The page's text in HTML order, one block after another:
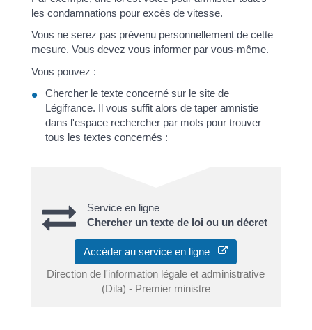
les condamnations pour excès de vitesse.
Vous ne serez pas prévenu personnellement de cette
mesure. Vous devez vous informer par vous-même.
Vous pouvez :
Chercher le texte concerné sur le site de
Légifrance. Il vous suffit alors de taper amnistie
dans l'espace rechercher par mots pour trouver
tous les textes concernés :
Service en ligne
Chercher un texte de loi ou un décret
Accéder au service en ligne
Direction de l'information légale et administrative
(Dila) - Premier ministre